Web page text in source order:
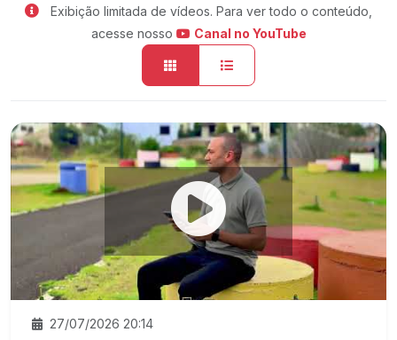
Exibição limitada de vídeos. Para ver todo o conteúdo,
acesse nosso
Canal no YouTube
27/07/2026 20:14